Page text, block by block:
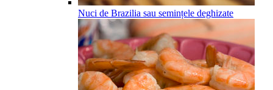
Nuci de Brazilia sau semințele deghizate